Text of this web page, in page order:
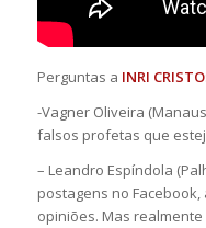
Perguntas a INRI CRISTO:
-Vagner Oliveira
falsos profetas que
– Leandro Espíndola
postagens no
opiniões. Mas